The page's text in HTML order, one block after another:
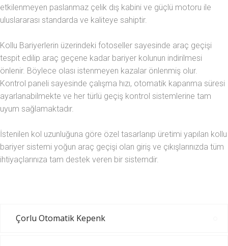
etkilenmeyen paslanmaz çelik dış kabini ve güçlü motoru ile
uluslararası standarda ve kaliteye sahiptir.
Kollu Bariyerlerin üzerindeki fotoseller sayesinde araç geçişi
tespit edilip araç geçene kadar bariyer kolunun indirilmesi
önlenir. Böylece olası istenmeyen kazalar önlenmiş olur.
Kontrol paneli sayesinde çalışma hızı, otomatik kapanma süresi
ayarlanabilmekte ve her türlü geçiş kontrol sistemlerine tam
uyum sağlamaktadır.
İstenilen kol uzunluğuna göre özel tasarlanıp üretimi yapılan kollu
bariyer sistemi yoğun araç geçişi olan giriş ve çıkışlarınızda tüm
ihtiyaçlarınıza tam destek veren bir sistemdir.
Çorlu Otomatik Kepenk